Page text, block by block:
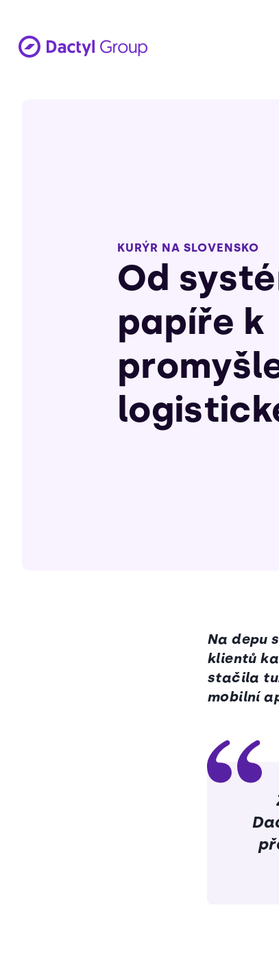
KURÝR NA SLOVENSKO
Od
papíře k
Na depu
klientů
stačila
mobilní